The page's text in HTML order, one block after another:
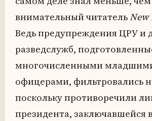
внимательный читательNew
Ведь предупреждения ЦРУ и
разведслужб,
многочисленными
офицерами, фильтровались
поскольку противоречили
президента, заключавшейся